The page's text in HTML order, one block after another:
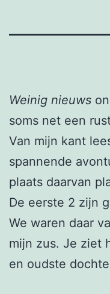
Weinig nieuws
soms net een
Van mijn kant
spannende
plaats daarvan
De eerste 2 zijn
We waren daar
mijn zus. Je ziet
en oudste